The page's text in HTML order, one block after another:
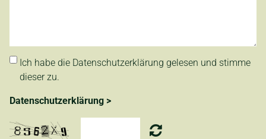
Ich habe die Datenschutzerklärung gelesen und stimme
dieser zu.
Datenschutzerklärung >